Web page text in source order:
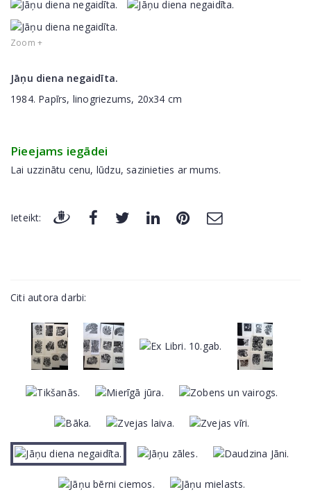
Zoom +
Jāņu diena negaidīta.
1984. Papīrs, linogriezums, 20x34 cm
Pieejams iegādei
Lai uzzinātu cenu, lūdzu, sazinieties ar mums.
Ieteikt:
Citi autora darbi: